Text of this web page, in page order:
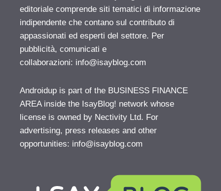
editoriale comprende siti tematici di informazione
indipendente che contano sul contributo di
appassionati ed esperti del settore. Per
pubblicità, comunicati e
collaborazioni: info@isayblog.com
Androidup is part of the BUSINESS FINANCE
AREA inside the IsayBlog! network whose
license is owned by Nectivity Ltd. For
advertising, press releases and other
opportunities: info@isayblog.com